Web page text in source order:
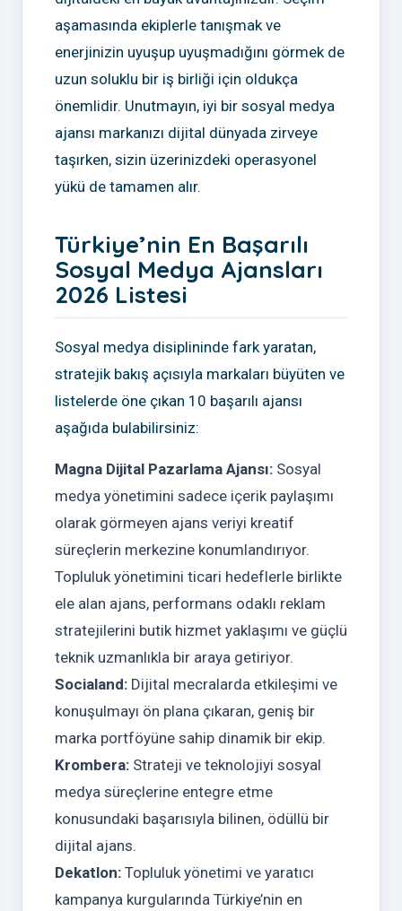
aşamasında ekiplerle tanışmak ve
enerjinizin uyuşup uyuşmadığını görmek de
uzun soluklu bir iş birliği için oldukça
önemlidir. Unutmayın, iyi bir sosyal medya
ajansı markanızı dijital dünyada zirveye
taşırken, sizin üzerinizdeki operasyonel
yükü de tamamen alır.
Türkiye’nin En Başarılı
Sosyal Medya Ajansları
2026 Listesi
Sosyal medya disiplininde fark yaratan,
stratejik bakış açısıyla markaları büyüten ve
listelerde öne çıkan 10 başarılı ajansı
aşağıda bulabilirsiniz:
Magna Dijital Pazarlama Ajansı: Sosyal
medya yönetimini sadece içerik paylaşımı
olarak görmeyen ajans veriyi kreatif
süreçlerin merkezine konumlandırıyor.
Topluluk yönetimini ticari hedeflerle birlikte
ele alan ajans, performans odaklı reklam
stratejilerini butik hizmet yaklaşımı ve güçlü
teknik uzmanlıkla bir araya getiriyor.
Socialand: Dijital mecralarda etkileşimi ve
konuşulmayı ön plana çıkaran, geniş bir
marka portföyüne sahip dinamik bir ekip.
Krombera: Strateji ve teknolojiyi sosyal
medya süreçlerine entegre etme
konusundaki başarısıyla bilinen, ödüllü bir
dijital ajans.
Dekatlon: Topluluk yönetimi ve yaratıcı
kampanya kurgularında Türkiye’nin en